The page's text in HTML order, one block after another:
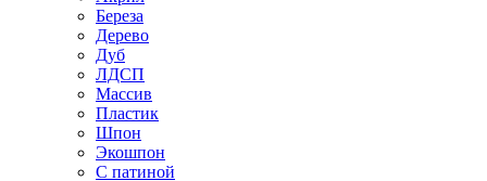
Береза
Дерево
Дуб
ЛДСП
Массив
Пластик
Шпон
Экошпон
С патиной